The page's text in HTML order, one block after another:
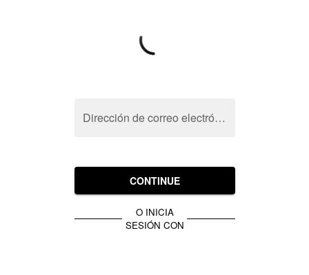
Dirección de correo electrónico
CONTINUE
O INICIA
SESIÓN CON